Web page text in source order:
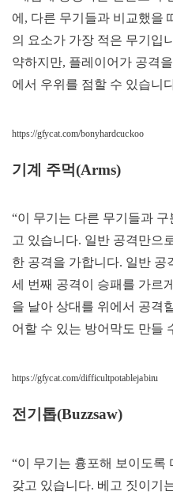
에, 다른 무기들과 비교했을
의 요소가 가장 적은 무기입
약하지만, 플레이어가 공격
에서 우위를 점할 수 있습니
https://gfycat.com/bonyhardcuckoo
기계 주먹(Arms)
“이 무기는 다른 무기들과
고 있습니다. 일반 공격만으
한 공격을 가합니다. 일반 공
세 번째 공격이 승패를 가르
을 날아 상대를 위에서 공격
어할 수 있는 방어막도 만들
https://gfycat.com/difficultpotablejabiru
전기톱(Buzzsaw)
“이 무기는 흉포해 보이도록
갖고 있습니다. 베고 짓이기